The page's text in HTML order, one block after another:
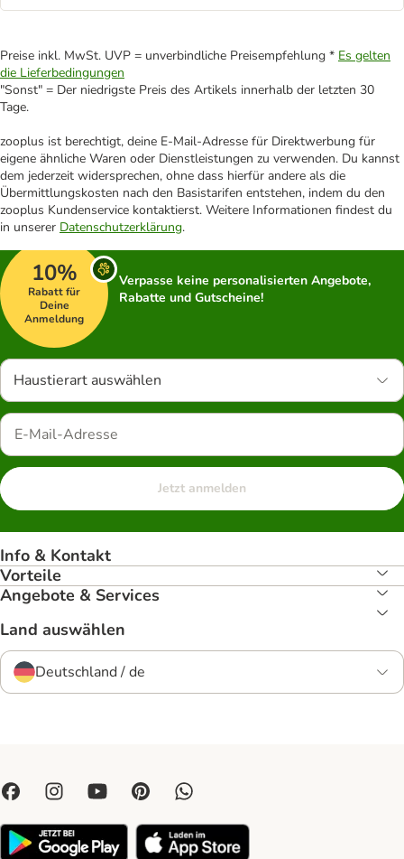
Preise inkl. MwSt. UVP = unverbindliche Preisempfehlung * Es gelten
die Lieferbedingungen
"Sonst" = Der niedrigste Preis des Artikels innerhalb der letzten 30
Tage.
zooplus ist berechtigt, deine E-Mail-Adresse für Direktwerbung für
eigene ähnliche Waren oder Dienstleistungen zu verwenden. Du kannst
dem jederzeit widersprechen, ohne dass hierfür andere als die
Übermittlungskosten nach den Basistarifen entstehen, indem du den
zooplus Kundenservice kontaktierst. Weitere Informationen findest du
in unserer Datenschutzerklärung.
10%
Rabatt für
Deine
Anmeldung
Verpasse keine personalisierten Angebote,
Rabatte und Gutscheine!
Haustierart auswählen
Jetzt anmelden
Info & Kontakt
Vorteile
Angebote & Services
Land auswählen
Deutschland / de